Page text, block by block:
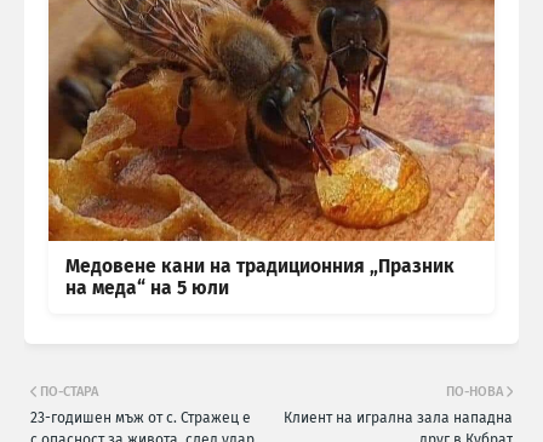
Медовене кани на традиционния „Празник
на меда“ на 5 юли
ПО-НОВА
Клиент на игрална зала нападна
ПО-СТАРА
23-годишен мъж от с. Стражец е